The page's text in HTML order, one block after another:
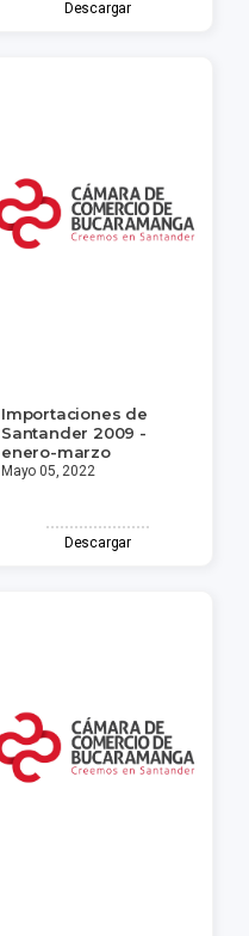
Descargar
Importaciones de
Santander 2009 -
enero-marzo
Mayo 05, 2022
Descargar